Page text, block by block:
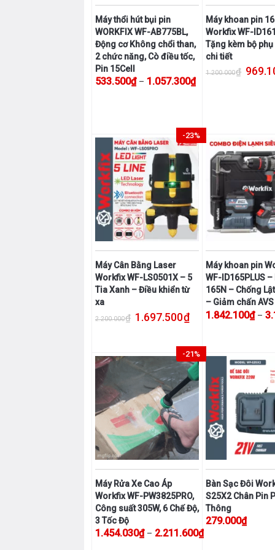
thể
được
chọn
trên
sản
Máy thổi hút bụi pin
WORKFIX WF-AB775BL,
Động cơ Không chổi than,
2 chức năng, Cò điều tốc,
Pin 15Cell
533.500₫ – 1.057.300₫Khoảng giá: từ
có
nhiều
biến
thể.
Các
tùy
chọn
thể
được
chọn
trên
sản
Máy khoan pin
Workfix WF-
Tặng kèm bộ
chi tiết
1.200.000₫ Giá
-23%
Máy Cân Bằng Laser
Workfix WF-LS0501X – 5
Tia Xanh – Điều khiển từ
xa
2.200.000₫ Giá gốc là: 2.200.000₫.
1.697.500₫Giá hiện tại là:
Máy khoan pin
WF-ID165PLUS –
165N – Chống
– Giảm chấn AVS
1.842.100₫ –
phẩm
này
nhiều
biến
thể.
Các
chọn
có
thể
được
chọn
-21%
Máy Rửa Xe Cao Áp
Workfix WF-PW3825PRO,
Công suất 305W, 6 Chế Độ,
3 Tốc Độ
1.454.030₫ – 2.211.600₫Khoảng giá: từ
Bàn Sạc Đôi
S25X2 Chân Pin
Thông
279.000₫